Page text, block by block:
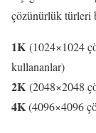
çözünürlük türleri
1K (1024×1024
kullananlar)
2K (2048×2048
4K(4096×4096